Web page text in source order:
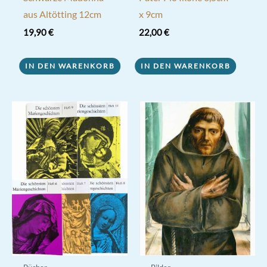
aus Altötting 12cm
19,90€
IN DEN WARENKORB
x 9cm
22,00€
IN DEN WARENKORB